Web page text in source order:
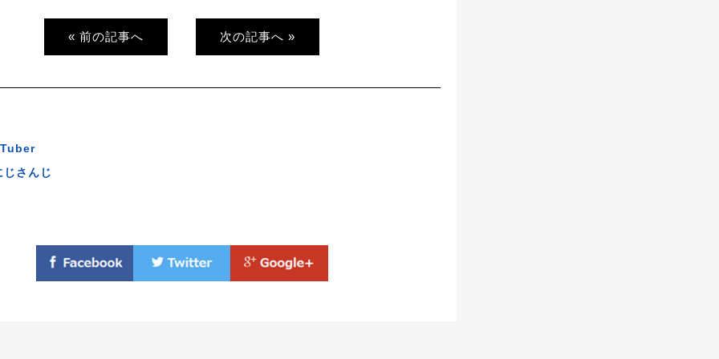
« 前の記事へ 次の記事へ »
じさんじ